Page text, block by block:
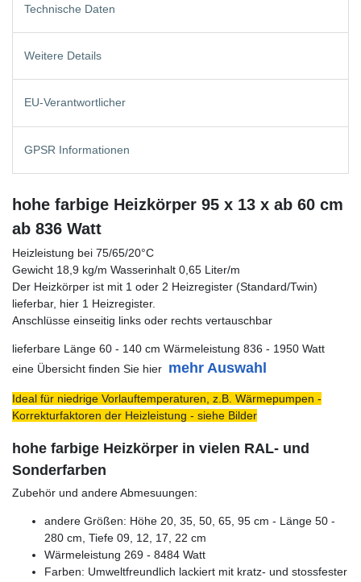
Technische Daten
Weitere Details
EU-Verantwortlicher
GPSR Informationen
hohe farbige Heizkörper 95 x 13 x ab 60 cm
ab 836 Watt
Heizleistung bei 75/65/20°C
Gewicht 18,9 kg/m Wasserinhalt 0,65 Liter/m
Der Heizkörper ist mit 1 oder 2 Heizregister (Standard/Twin)
lieferbar, hier 1 Heizregister.
Anschlüsse einseitig links oder rechts vertauschbar
lieferbare Länge 60 - 140 cm Wärmeleistung 836 - 1950 Watt
eine Übersicht finden Sie hier mehr Auswahl
Ideal für niedrige Vorlauftemperaturen, z.B. Wärmepumpen -
Korrekturfaktoren der Heizleistung - siehe Bilder
hohe farbige Heizkörper in vielen RAL- und
Sonderfarben
Zubehör und andere Abmesuungen:
andere Größen: Höhe 20, 35, 50, 65, 95 cm - Länge 50 -
280 cm, Tiefe 09, 12, 17, 22 cm
Wärmeleistung 269 - 8484 Watt
Farben: Umweltfreundlich lackiert mit kratz- und stossfester